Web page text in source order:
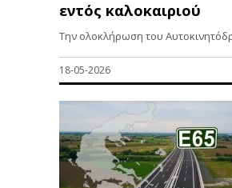
εντός καλοκαιριού
Την ολοκλήρωση του
18-05-2026